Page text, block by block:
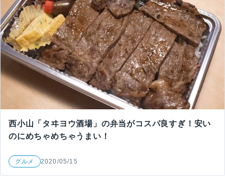
西小山「タヰヨウ酒場」の弁当がコスパ良すぎ！安い
のにめちゃめちゃうまい！
グルメ 2020/05/15